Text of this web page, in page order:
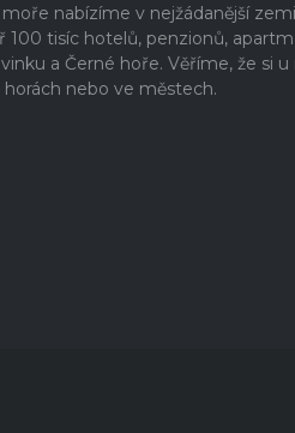
nabízíme v nejžádanější zemi
tisíc hotelů, penzionů,
a Černé hoře. Věříme, že si u
nebo ve městech.